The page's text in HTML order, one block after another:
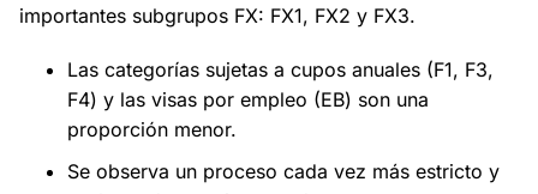
importantes subgrupos FX: FX1, FX2 y FX3.
Las categorías sujetas a cupos anuales (F1, F3,
F4) y las visas por empleo (EB) son una
proporción menor.
Se observa un proceso cada vez más estricto y